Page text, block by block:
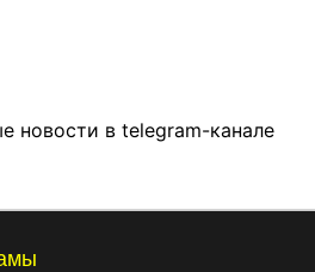
новости в telegram-канале